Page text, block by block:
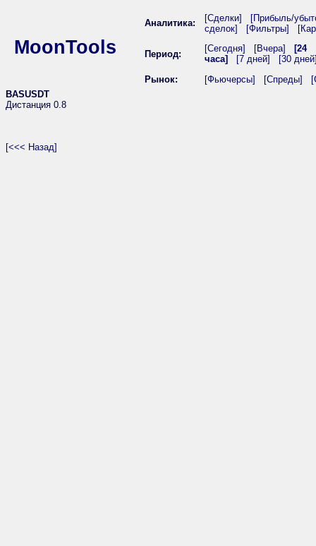
MoonTools
Аналитика: [Сделки]
[Прибыль/
сделок]
[Фильтры]
Период:
[Сегодня] [Вчера]
[24
часа]
[7 дней]
[30
Рынок:
[Фьючерсы] [Спреды]
BASUSDT
Дистанция 0.8
[<<< Назад]